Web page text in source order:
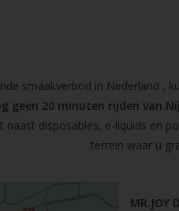
smaakverbod in Nederland ,
geen 20 minuten rijden van
naast disposables, e-liquids en
terrein waar u
MR.JOY